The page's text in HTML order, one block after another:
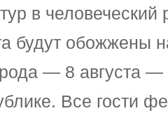
в человеческий
будут обожжены
— 8 августа —
Все гости